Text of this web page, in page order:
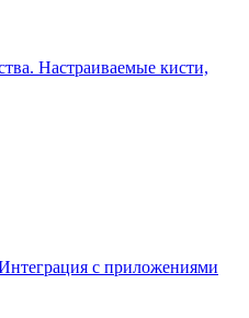
Настраиваемые кисти,
с приложениями